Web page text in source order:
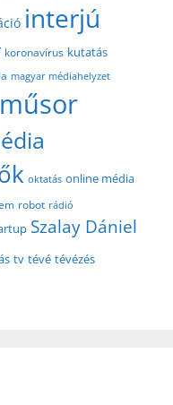
interjú
koronavírus kutatás
magyar médiahelyzet
oktatás online média
robot rádió
Szalay Dániel
tv tévé tévézés